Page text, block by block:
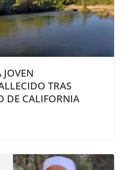
TRAS
DE CALIFORNIA